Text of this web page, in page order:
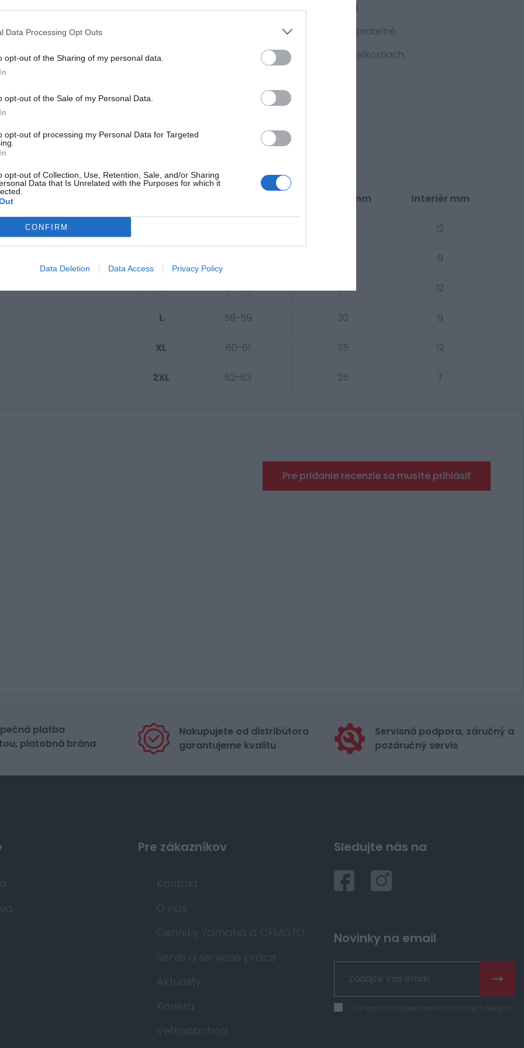
Data Processing Opt Outs
opt-out of the Sharing of my personal data.
opt-out of the Sale of my Personal Data.
opt-out of processing my Personal Data for Targeted
opt-out of Collection, Use, Retention, Sale, and/or Sharing
Data that Is Unrelated with the Purposes for which it
CONFIRM
Data Deletion Data Access Privacy Policy
funkciu odvádzania vlhkosti a rýchleho schnutia.
Vnútorné polstrovanie a lícnice: odnímateľné a prateľné.
3D tvarované lícnice: vymeniteľné vo všetkých veľkostiach.
Mikropracka
Veľkosti:
Lícnice mm Interiér mm
12
9
M 57-58 35 12
L 58-59 30 9
XL 60-61 35 12
2XL 62-63 25 7
Pre pridanie recenzie sa musíte prihlásiť
platba
platobná brána
Nakupujete od distribútora
garantujeme kvalitu
Servisná podpora, záručný a
pozáručný servis
Sledujte nás na
Novinky na email
Súhlasím so spracovaním osobných údajov
Pre zákazníkov
Kontakt
O nás
Cenníky Yamaha a CFMOTO
Servis a servisné práce
Aktuality
Kariéra
Veľkoobchod